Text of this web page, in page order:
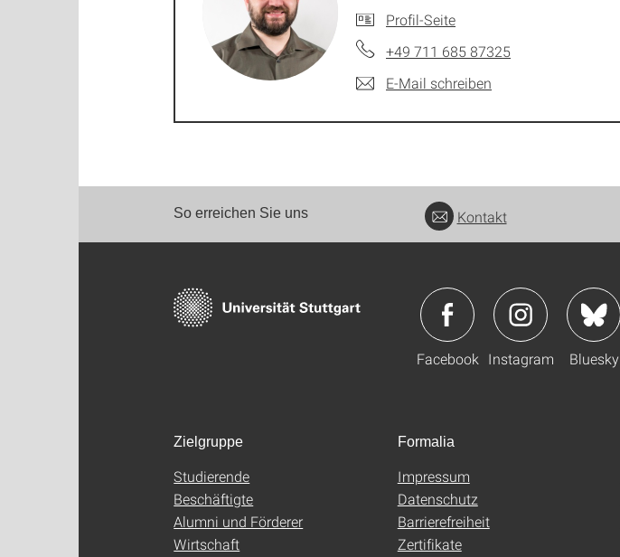
Profil-Seite
+49 711 685 87325
E-Mail schreiben
So erreichen Sie uns Kontakt
Facebook Instagram Bluesky
Zielgruppe
Studierende
Beschäftigte
Alumni und Förderer
Wirtschaft
Formalia
Impressum
Datenschutz
Barrierefreiheit
Zertifikate